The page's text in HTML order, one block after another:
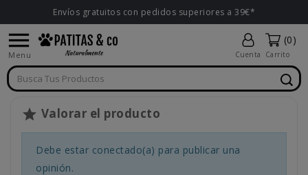
Envíos gratuitos con pedidos superiores a 39€*

Menu Cuenta
(0)
Carrito
 Valorar el producto
Debe estar conectado(a) para publicar una
opinión.